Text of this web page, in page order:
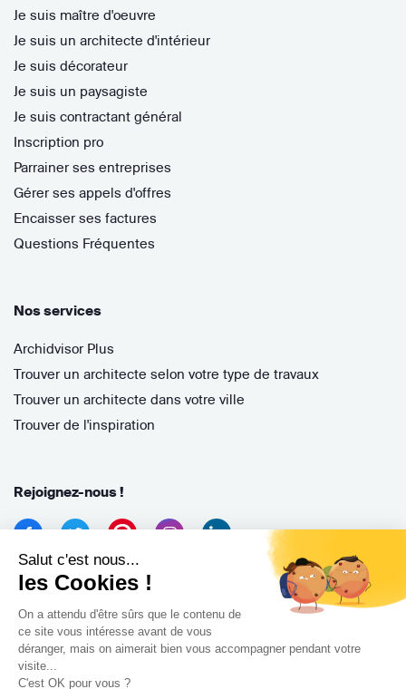
Salut c'est nous...
les Cookies !
On a attendu d'être sûrs que le contenu de
ce site vous intéresse avant de vous
déranger, mais on aimerait bien vous accompagner pendant votre
visite...
C'est OK pour vous ?
Je suis maître d'oeuvre
Je suis un architecte d'intérieur
Je suis décorateur
Je suis un paysagiste
Je suis contractant général
Inscription pro
Parrainer ses entreprises
Gérer ses appels d'offres
Encaisser ses factures
Questions Fréquentes
Nos services
Archidvisor Plus
Trouver un architecte selon votre type de travaux
Trouver un architecte dans votre ville
Trouver de l'inspiration
Rejoignez-nous !
Archidvisor
13 Rue des Cordeliers, 33000 Bordeaux, France